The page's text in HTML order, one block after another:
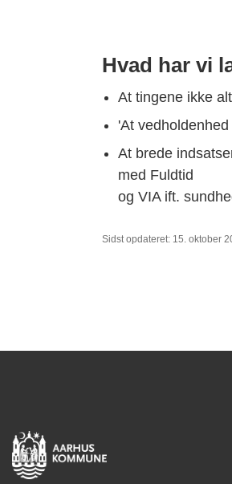
Hvad har vi
At tingene ikke
'At
At brede
med Fuldtid
og VIA ift.
Sidst opdateret: 15. oktober